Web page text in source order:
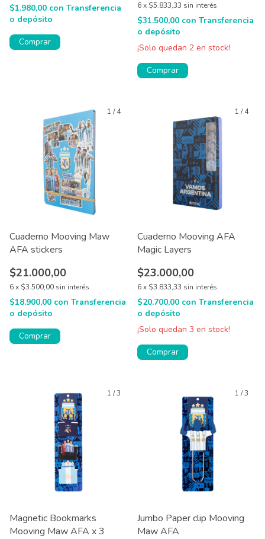
$1.980,00 con Transferencia
o depósito
Comprar
6x $5.833,33 sin interés
$31.500,00 con Transferencia
o depósito
¡Solo quedan 2 en stock!
Comprar
1 /4
Cuaderno Mooving Maw
AFA stickers
$21.000,00
6x $3.500,00 sin interés
$18.900,00 con Transferencia
o depósito
1 /4
Cuaderno Mooving AFA
Magic Layers
$23.000,00
6x $3.833,33 sin interés
$20.700,00 con Transferencia
o depósito
¡Solo quedan 3 en stock!
1 /3
Magnetic Bookmarks
Mooving Maw AFA x 3
1 /3
Jumbo Paper clip Mooving
Maw AFA